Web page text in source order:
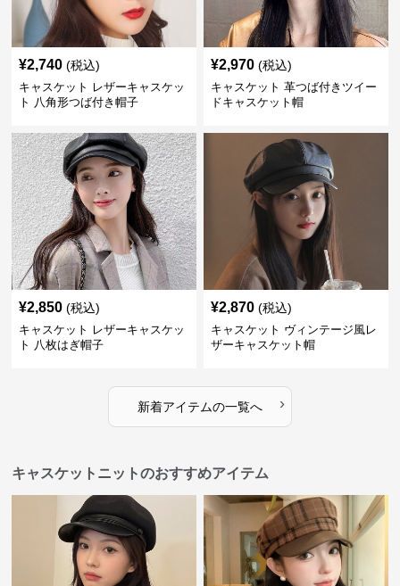
¥2,740 (税込)
キャスケット レザーキャスケッ
ト 八角形つば付き帽子
¥2,970 (税込)
キャスケット 革つば付きツイー
ドキャスケット帽
¥2,850 (税込)
キャスケット レザーキャスケッ
ト 八枚はぎ帽子
¥2,870 (税込)
キャスケット ヴィンテージ風レ
ザーキャスケット帽
新着アイテムの一覧へ ›
キャスケットニットのおすすめアイテム